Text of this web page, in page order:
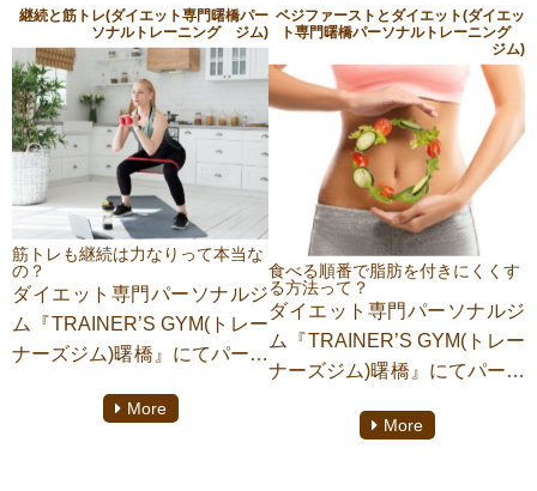
る、心と体に心地よさを感じ
る事のできるホルモンのこと
です。そんな幸せホルモンに
ついて詳しくお話していきま
す。ぜひ、最後までお付き合
い下さい。一人でも多くの方
にこの記事がお役に立つこと
を願っております。
ますか。おそらく大半の人が
筋肉を大きくするための手段
と思うのではないでしょう
か。でもそれは外側のメリッ
トでしかありません。もっと
重要な効果についてお話いた
します。ぜひ、最後までお付
き合い下さい。一人でも多く
の方にこの記事がお役に立つ
ことを願っております。
継続と筋トレ(ダイエット専門曙橋パー
ソナルトレーニング ジム)
筋トレも継続は力なりって本当な
の？
ダイエット専門パーソナルジ
ム『TRAINER’S GYM(トレー
ナーズジム)曙橋』にてパーソ
ます【助政桂多】がご紹介い
More
ベジファーストとダイエット(ダイエッ
ト専門曙橋パーソナルトレーニング
ジム)
食べる順番で脂肪を付きにくくす
る方法って？
ダイエット専門パーソナルジ
ム『TRAINER’S GYM(トレー
ナーズジム)曙橋』にてパーソ
ます【助政桂多】がご紹介い
More